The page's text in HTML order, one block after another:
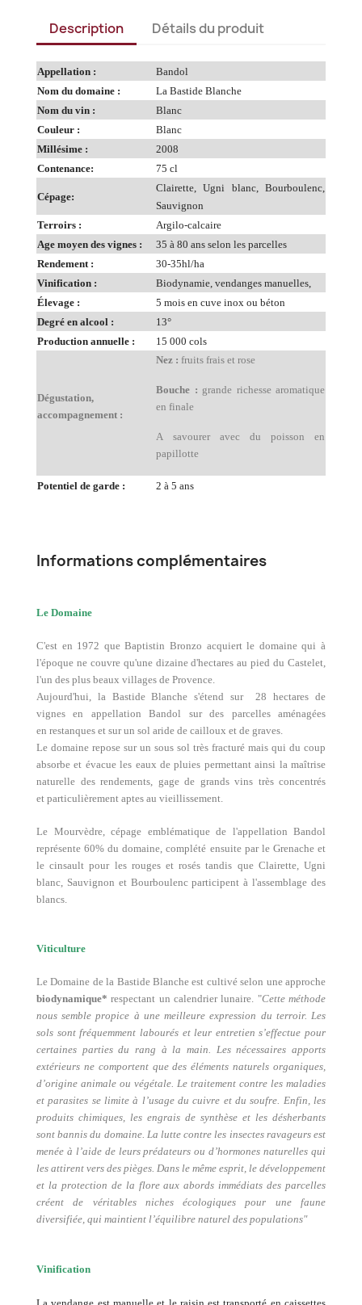
Description Détails du produit
Appellation :
Bandol
Nom du domaine :
La Bastide Blanche
Nom du vin :
Blanc
Couleur :
Blanc
Millésime :
2008
Contenance:
75 cl
Cépage:
Clairette, Ugni blanc, Bourboulenc,
Sauvignon
Terroirs :
Argilo-calcaire
Age moyen des vignes :
35 à 80 ans selon les parcelles
Rendement :
30-35hl/ha
Vinification :
Biodynamie, vendanges manuelles,
Élevage :
5 mois en cuve inox ou béton
Degré en alcool :
13°
Production annuelle :
15 000 cols
Dégustation,
accompagnement :
Nez : fruits frais et rose
Bouche : grande richesse aromatique
en finale
A savourer avec du poisson en
papillotte
Potentiel de garde : 2 à 5 ans
Informations complémentaires
Le Domaine
C'est en 1972 que Baptistin Bronzo acquiert le domaine qui à
l'époque ne couvre qu'une dizaine d'hectares au pied du Castelet,
l'un des plus beaux villages de Provence.
Aujourd'hui, la Bastide Blanche s'étend sur 28 hectares de
vignes en appellation Bandol sur des parcelles aménagées
en restanques et sur un sol aride de cailloux et de graves.
Le domaine repose sur un sous sol très fracturé mais qui du coup
absorbe et évacue les eaux de pluies permettant ainsi la maîtrise
naturelle des rendements, gage de grands vins très concentrés
et particulièrement aptes au vieillissement.
Le Mourvèdre, cépage emblématique de l'appellation Bandol
représente 60% du domaine, complété ensuite par le Grenache et
le cinsault pour les rouges et rosés tandis que Clairette, Ugni
blanc, Sauvignon et Bourboulenc participent à l'assemblage des
blancs.
Viticulture
Le Domaine de la Bastide Blanche est cultivé selon une approche
biodynamique* respectant un calendrier lunaire. "Cette méthode
nous semble propice à une meilleure expression du terroir. Les
sols sont fréquemment labourés et leur entretien s’effectue pour
certaines parties du rang à la main. Les nécessaires apports
extérieurs ne comportent que des éléments naturels organiques,
d’origine animale ou végétale. Le traitement contre les maladies
et parasites se limite à l’usage du cuivre et du soufre. Enfin, les
produits chimiques, les engrais de synthèse et les désherbants
sont bannis du domaine. La lutte contre les insectes ravageurs est
menée à l’aide de leurs prédateurs ou d’hormones naturelles qui
les attirent vers des pièges. Dans le même esprit, le développement
et la protection de la flore aux abords immédiats des parcelles
créent de véritables niches écologiques pour une faune
diversifiée, qui maintient l’équilibre naturel des populations"
Vinification